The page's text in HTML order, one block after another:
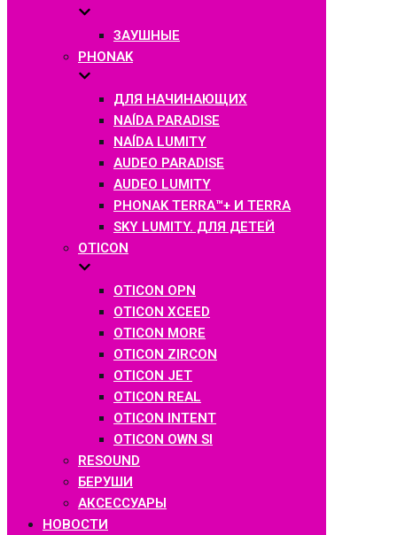
ЗАУШНЫЕ
PHONAK
ДЛЯ НАЧИНАЮЩИХ
NAÍDA PARADISE
NAÍDA LUMITY
AUDEO PARADISE
AUDEO LUMITY
PHONAK TERRA™+ И TERRA
SKY LUMITY. ДЛЯ ДЕТЕЙ
OTICON
OTICON OPN
OTICON XCEED
OTICON MORE
OTICON ZIRCON
OTICON JET
OTICON REAL
OTICON INTENT
OTICON OWN SI
RESOUND
БЕРУШИ
АКСЕССУАРЫ
НОВОСТИ